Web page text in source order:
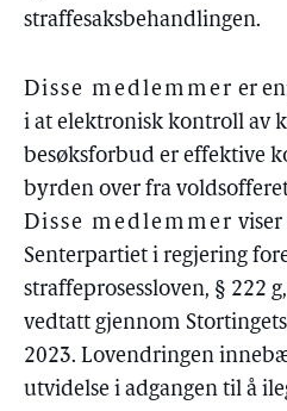
straffesaksbehandlingen.
Disse medlemmer er
i at elektronisk kontroll av
besøksforbud er effektive
byrden over fra
Disse medlemmer
Senterpartiet i regjering
straffeprosessloven, § 222
vedtatt gjennom
2023. Lovendringen
utvidelse i adgangen til å